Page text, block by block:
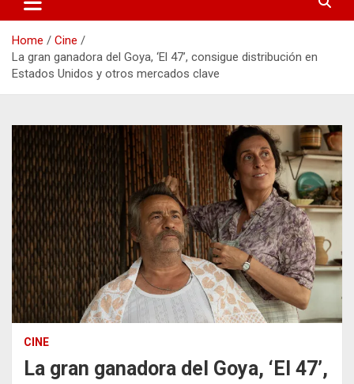
Home
Cine
La gran ganadora del Goya, ‘El 47’, consigue distribución en
Estados Unidos y otros mercados clave
CINE
La gran ganadora del Goya, ‘El 47’,